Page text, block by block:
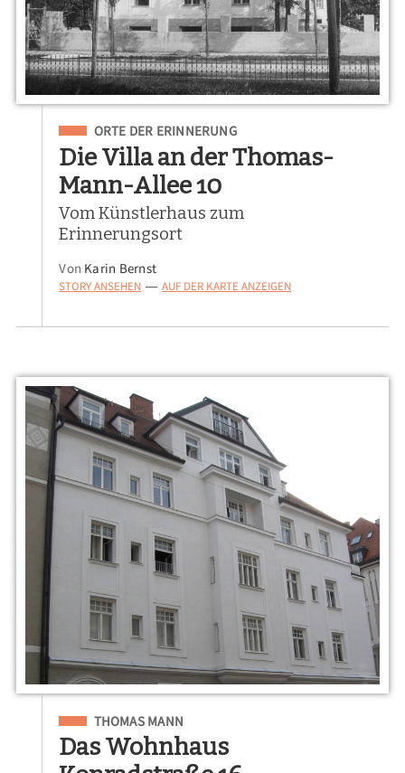
Eingeordnet unter
ORTE DER ERINNERUNG
Die Villa an der Thomas-
Mann-Allee 10
Vom Künstlerhaus zum
Erinnerungsort
Von Karin Bernst
STORY ANSEHEN — AUF DER KARTE ANZEIGEN
Eingeordnet unter
THOMAS MANN
Das Wohnhaus